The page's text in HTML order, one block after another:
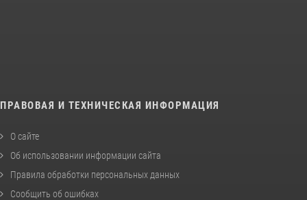
ПРАВОВАЯ И ТЕХНИЧЕСКАЯ ИНФОРМАЦИЯ
О сайте
Об использовании информации сайта
Правила обработки персональных данных
Сообщить об ошибках